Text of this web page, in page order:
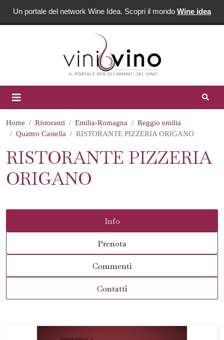
Un portale del network Wine Idea. Scopri il mondo Wine idea
Home Ristoranti Emilia-Romagna
Reggio emilia
Quattro Castella
RISTORANTE PIZZERIA ORIGANO
RISTORANTE PIZZERIA
ORIGANO
Info
Prenota
Commenti
Contatti